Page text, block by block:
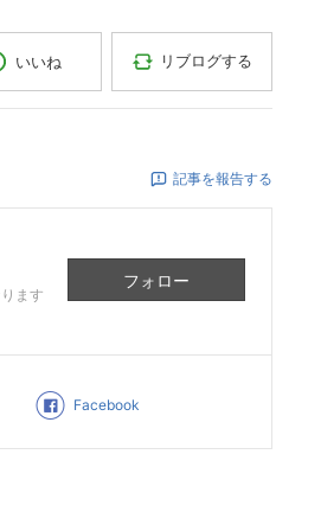
いいね リブログする
記事を報告する
ます
フォロー
Facebook